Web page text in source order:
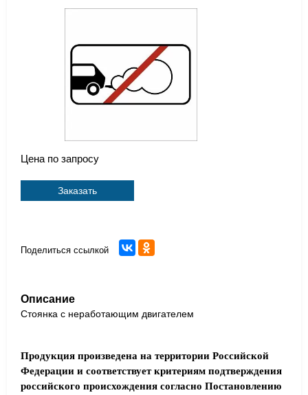
Цена по запросу
Заказать
Поделиться ссылкой
Описание
Стоянка с неработающим двигателем
Продукция произведена на территории Российской
Федерации и соответствует критериям подтверждения
российского происхождения согласно Постановлению